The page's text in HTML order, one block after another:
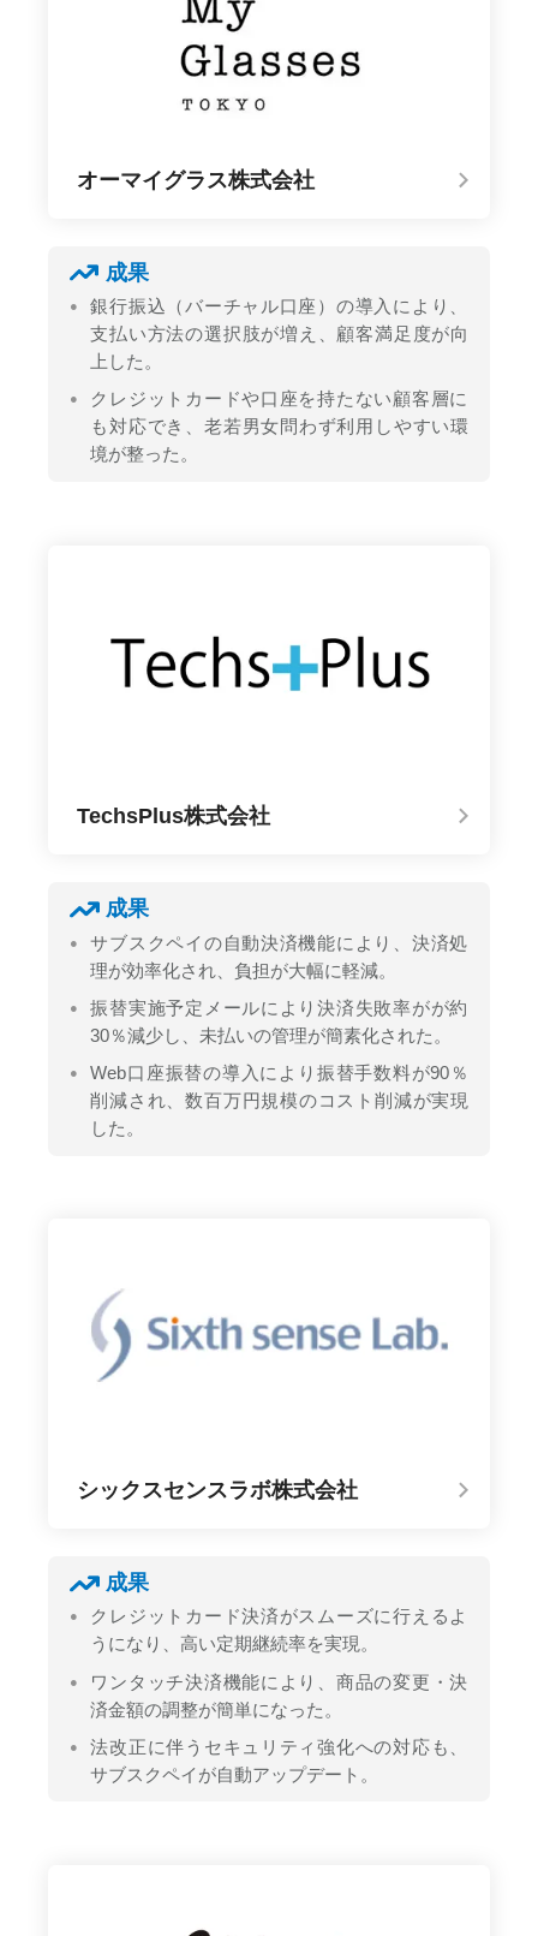
オーマイグラス株式会社
成果
銀行振込（バーチャル口座）の導入により、
支払い方法の選択肢が増え、顧客満足度が向
上した。
クレジットカードや口座を持たない顧客層に
も対応でき、老若男女問わず利用しやすい環
境が整った。
TechsPlus株式会社
成果
サブスクペイの自動決済機能により、決済処
理が効率化され、負担が大幅に軽減。
振替実施予定メールにより決済失敗率がが約
30％減少し、未払いの管理が簡素化された。
Web口座振替の導入により振替手数料が90％
削減され、数百万円規模のコスト削減が実現
した。
シックスセンスラボ株式会社
成果
クレジットカード決済がスムーズに行えるよ
うになり、高い定期継続率を実現。
ワンタッチ決済機能により、商品の変更・決
済金額の調整が簡単になった。
法改正に伴うセキュリティ強化への対応も、
サブスクペイが自動アップデート。